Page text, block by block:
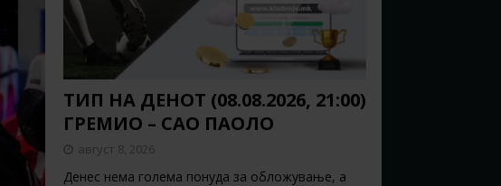
ТИП НА ДЕНОТ (08.08.2026, 21:00)
ГРЕМИО – САО ПАОЛО
август 8, 2026
Денес нема голема понуда за обложување, а